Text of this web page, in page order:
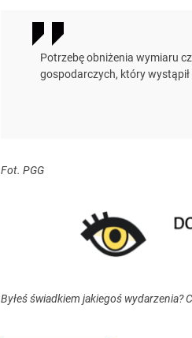
Potrzebę obniżenia wymiaru
gospodarczych, który wystąpił
Fot. PGG
Byłeś świadkiem jakiegoś wydarzenia?